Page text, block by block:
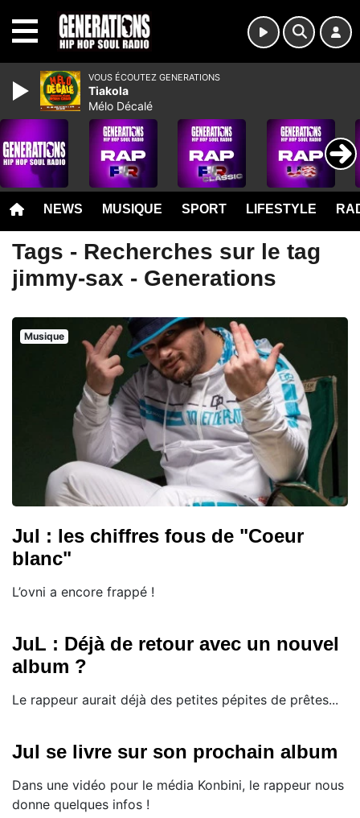
NEWS MUSIQUE SPORT LIFESTYLE
Tags - Recherches sur le tag
jimmy-sax - Generations
Musique
Jul : les chiffres fous de "Coeur
blanc"
L’ovni a encore frappé !
JuL : Déjà de retour avec un nouvel
album ?
Le rappeur aurait déjà des petites pépites de prêtes...
Jul se livre sur son prochain album
Dans une vidéo pour le média Konbini, le rappeur nous
donne quelques infos !
VOUS ÉCOUTEZ GENERATIONS
Tiakola
Mélo Décalé